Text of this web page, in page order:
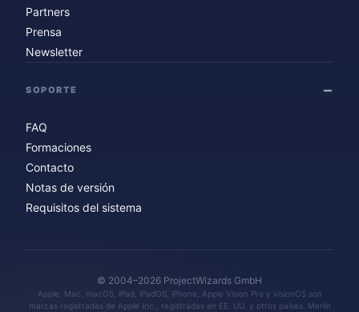
Partners
Prensa
Newsletter
SOPORTE
FAQ
Formaciones
Contacto
Notas de versión
Requisitos del sistema
© 2004–2026 ProjectWizards GmbH
Apple, Mac, macOS, iPad, iPadOS, iPhone, Apple Vision Pro y visionOS son
marcas registradas de Apple Inc., registradas en EE. UU. y otros países. Merlin